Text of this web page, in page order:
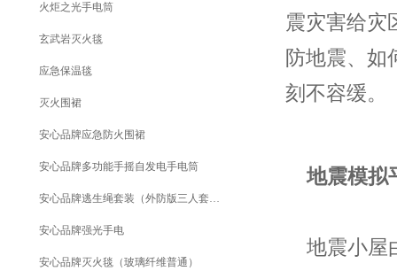
火炬之光手电筒
玄武岩灭火毯
应急保温毯
灭火围裙
安心品牌应急防火围裙
安心品牌多功能手摇自发电手电筒
安心品牌逃生绳套装（外防版三人套装）
安心品牌强光手电
安心品牌灭火毯（玻璃纤维普通）
震灾害给灾
防地震、如
刻不容缓。
地震模拟
地震小屋